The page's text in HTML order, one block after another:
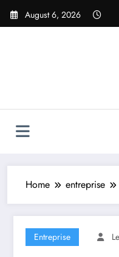
Skip
August 6, 2026
Home entreprise
Entreprise